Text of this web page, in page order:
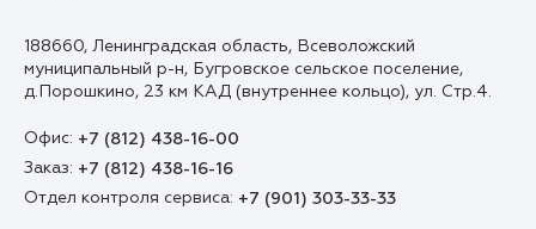
188660, Ленинградская область, Всеволожский
муниципальный р-н, Бугровское сельское поселение,
д.Порошкино, 23 км КАД (внутреннее кольцо), ул. Стр.4.
Офис: +7 (812) 438-16-00
Заказ: +7 (812) 438-16-16
Отдел контроля сервиса: +7 (901) 303-33-33